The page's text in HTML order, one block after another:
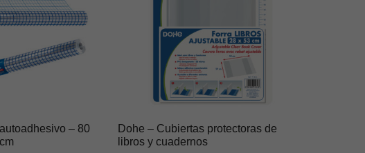
– 80
Dohe – Cubiertas protectoras de
libros y cuadernos